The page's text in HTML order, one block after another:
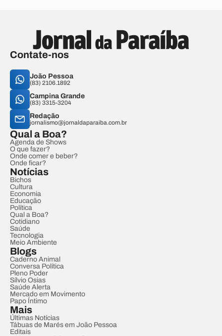
Contate-nos
João Pessoa
(83) 2106.1892
Campina Grande
(83) 3315-3204
Redação
jornalismo@jornaldaparaiba.com.br
Qual a Boa?
Agenda de Shows
O que fazer?
Onde comer e beber?
Onde ficar?
Notícias
Bichos
Cultura
Economia
Educação
Política
Qual a Boa?
Cotidiano
Saúde
Tecnologia
Meio Ambiente
Blogs
Caderno Animal
Conversa Política
Pleno Poder
Sílvio Osias
Saúde Alerta
Mercado em Movimento
Papo Íntimo
Mais
Últimas Notícias
Tábuas de Marés em João Pessoa
Editais